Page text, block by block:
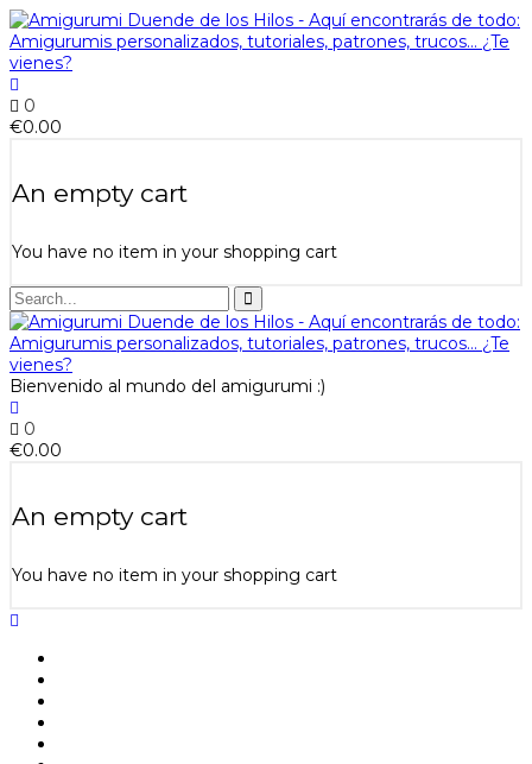
0
€0.00
An empty cart
You have no item in your shopping cart
Bienvenido al mundo del amigurumi :)
0
€0.00
An empty cart
You have no item in your shopping cart